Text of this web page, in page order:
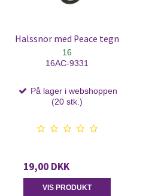
Halssnor med Peace tegn
16
16AC-9331
På lager i webshoppen
(20 stk.)
19,00 DKK
VIS PRODUKT